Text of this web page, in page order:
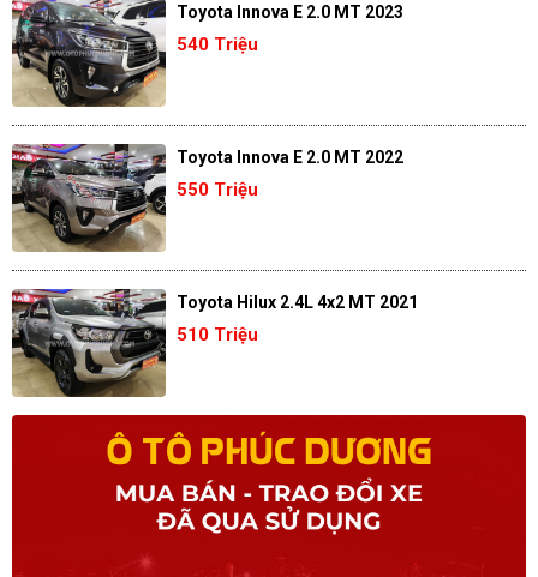
Toyota Innova E 2.0 MT 2023
540 Triệu
Toyota Innova E 2.0 MT 2022
550 Triệu
Toyota Hilux 2.4L 4x2 MT 2021
510 Triệu